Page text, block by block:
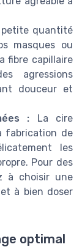
petite quantité
masques ou
fibre capillaire
agressions
douceur et
: La cire
fabrication de
les
Pour des
à choisir une
à bien doser
optimal